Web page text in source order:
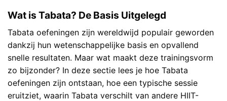
Wat is Tabata? De Basis Uitgelegd
Tabata oefeningen zijn wereldwijd populair geworden
dankzij hun wetenschappelijke basis en opvallend
snelle resultaten. Maar wat maakt deze trainingsvorm
zo bijzonder? In deze sectie lees je hoe Tabata
oefeningen zijn ontstaan, hoe een typische sessie
eruitziet, waarin Tabata verschilt van andere HIIT-